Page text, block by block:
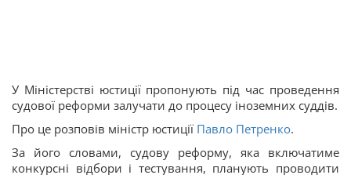
У Міністерстві юстиції пропонують під час проведення
судової реформи залучати до процесу іноземних суддів.
Про це розповів міністр юстиції Павло Петренко.
За його словами, судову реформу, яка включатиме
конкурсні відбори і тестування, планують проводити